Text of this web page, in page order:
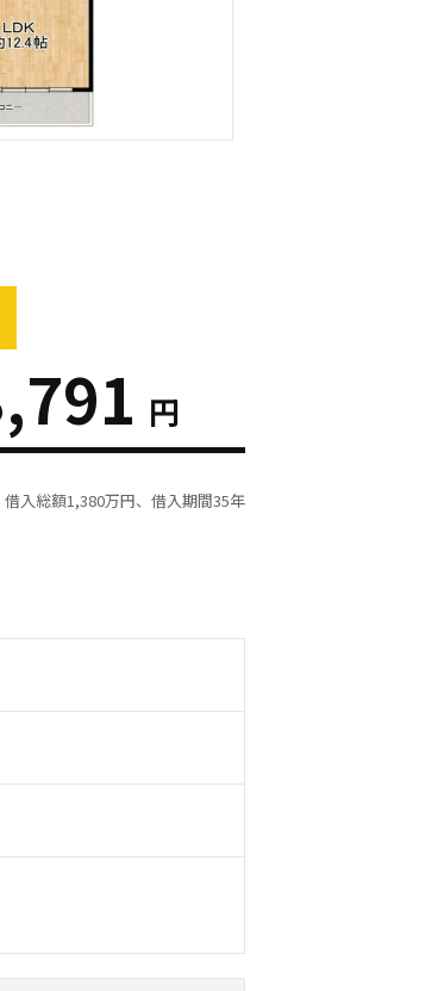
円
入総額1,380万円、借入期間35年